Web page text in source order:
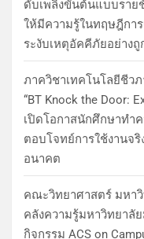
ดับเพลิงขั้นต้นแบบราย
ให้มีความรู้ในทฤษฎีกา
ระงับเหตุอัคคีภัยอย่างถู
ภาควิชาเทคโนโลยีชีว
“BT Knock the Door:
เปิดโอกาสนักศึกษาทำ
ตอบโจทย์การใช้งานจ
อนาคต
คณะวิทยาศาสตร์ มหา
คลังความรู้มหาวิทยาลั
กิจกรรม ACS on